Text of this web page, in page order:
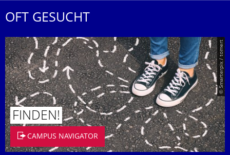
OFT GESUCHT
© Smarterpix / tomert
FINDEN!
CAMPUS NAVIGATOR